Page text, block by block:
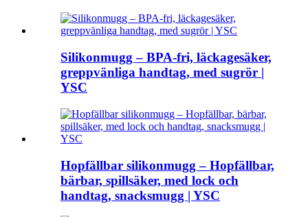
Silikonmugg – BPA-fri, läckagesäker,
greppvänliga handtag, med sugrör |
YSC
Hopfällbar silikonmugg – Hopfällbar,
bärbar, spillsäker, med lock och
handtag, snacksmugg | YSC